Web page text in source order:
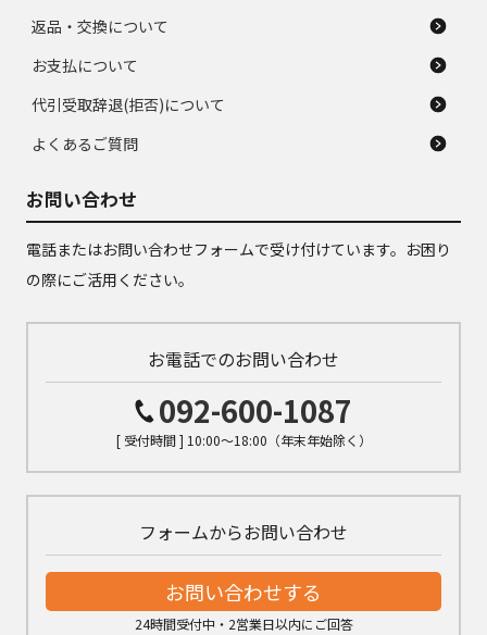
返品・交換について
お支払について
代引受取辞退(拒否)について
よくあるご質問
お問い合わせ
電話またはお問い合わせフォームで受け付けています。お困り
の際にご活用ください。
お電話でのお問い合わせ
092-600-1087
[ 受付時間 ] 10:00～18:00（年末年始除く）
フォームからお問い合わせ
お問い合わせする
24時間受付中・2営業日以内にご回答